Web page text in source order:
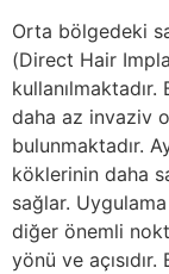
Orta bölgedeki
(Direct Hair
daha az invaziv
bulunmaktadır.
köklerinin daha
sağlar.
diğer önemli
yönü ve